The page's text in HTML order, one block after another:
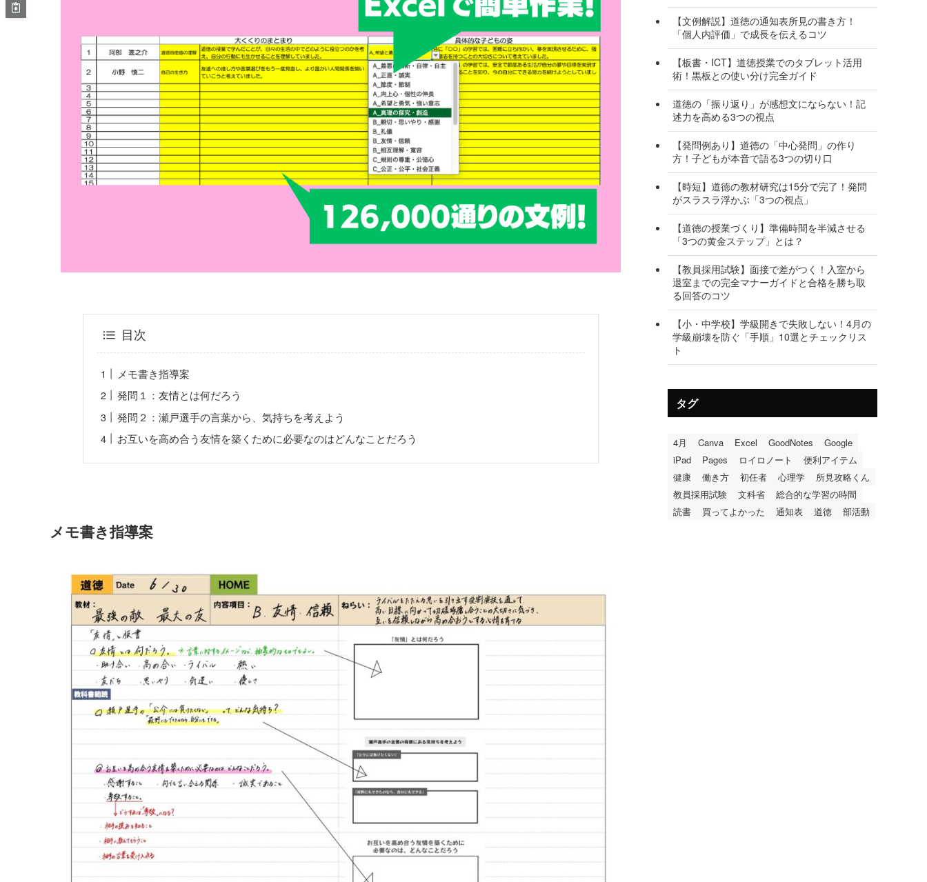
目次
メモ書き指導案
発問１：友情とは何だろう
発問２：瀬戸選手の言葉から、気持ちを考えよう
お互いを高め合う友情を築くために必要なのはどんなことだろう
メモ書き指導案
【文例解説】道徳の通知表所見の書き方！
「個人内評価」で成長を伝えるコツ
【板書・ICT】道徳授業でのタブレット活用
術！黒板との使い分け完全ガイド
道徳の「振り返り」が感想文にならない！記
述力を高める3つの視点
【発問例あり】道徳の「中心発問」の作り
方！子どもが本音で語る3つの切り口
【時短】道徳の教材研究は15分で完了！発問
がスラスラ浮かぶ「3つの視点」
【道徳の授業づくり】準備時間を半減させる
「3つの黄金ステップ」とは？
【教員採用試験】面接で差がつく！入室から
退室までの完全マナーガイドと合格を勝ち取
る回答のコツ
【小・中学校】学級開きで失敗しない！4月の
学級崩壊を防ぐ「手順」10選とチェックリス
ト
タグ
4月 Canva Excel GoodNotes
Google
iPad
Pages ロイロノート
便利アイテム
健康
働き方 初任者 心理学
所見攻略くん
教員採用試験
文科省
総合的な学習の時間
読書
買ってよかった 通知表 道徳 部活動